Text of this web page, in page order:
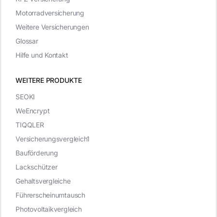
WEITERE PRODUKTE
Motorradversicherung
Weitere Versicherungen
Glossar
Hilfe und Kontakt
SEOKI
WeEncrypt
TIQQLER
Versicherungsvergleich1
Bauförderung
Lackschützer
Gehaltsvergleiche
Führerscheinumtausch
Photovoltaikvergleich